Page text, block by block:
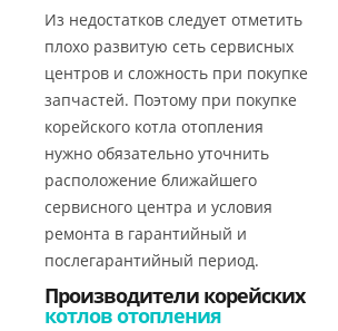
Из недостатков следует отметить
плохо развитую сеть сервисных
центров и сложность при покупке
запчастей. Поэтому при покупке
корейского котла отопления
нужно обязательно уточнить
расположение ближайшего
сервисного центра и условия
ремонта в гарантийный и
послегарантийный период.
Производители корейских
котлов отопления